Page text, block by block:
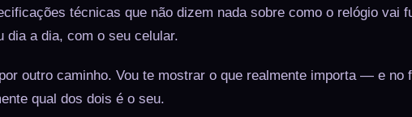
técnicas que não dizem nada sobre como o relógio vai
dia a dia, com o seu celular.
outro caminho. Vou te mostrar o que realmente importa — e no
qual dos dois é o seu.